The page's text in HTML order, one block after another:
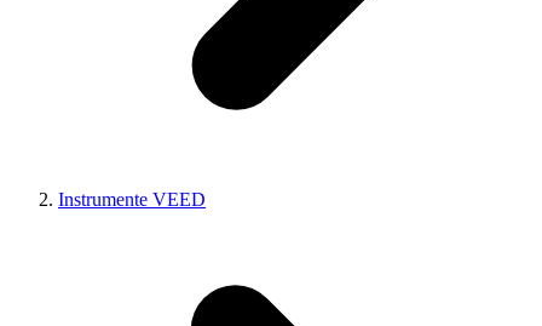
Instrumente VEED